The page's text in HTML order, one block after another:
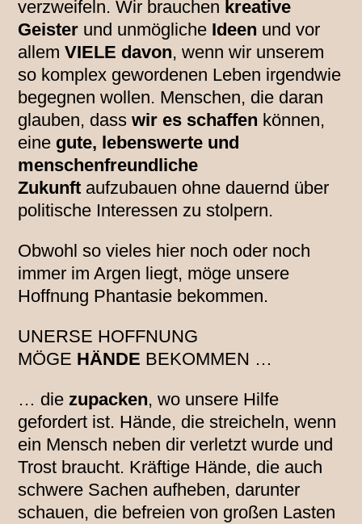
verzweifeln. Wir brauchen kreative
Geister und unmögliche Ideen und vor
allemVIELE davon, wenn wir unserem
so komplex gewordenen Leben irgendwie
begegnen wollen. Menschen, die daran
glauben, dasswir es schaffen können,
eine gute, lebenswerte und
menschenfreundliche
Zukunft aufzubauen ohne dauernd über
politische Interessen zu stolpern.
Obwohl so vieles hier noch oder noch
immer im Argen liegt, möge unsere
Hoffnung Phantasie bekommen.
UNERSE HOFFNUNG
MÖGE HÄNDE BEKOMMEN …
… diezupacken, wo unsere Hilfe
gefordert ist. Hände, die streicheln, wenn
ein Mensch neben dir verletzt wurde und
Trost braucht. Kräftige Hände, die auch
schwere Sachen aufheben, darunter
schauen, die befreien von großen Lasten